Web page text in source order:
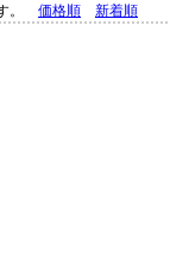
価格順
新着順